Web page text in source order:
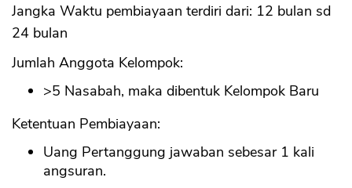
Jangka Waktu pembiayaan terdiri dari: 12 bulan sd
24 bulan
Jumlah Anggota Kelompok:
>5 Nasabah, maka dibentuk Kelompok Baru
Ketentuan Pembiayaan:
Uang Pertanggung jawaban sebesar 1 kali
angsuran.